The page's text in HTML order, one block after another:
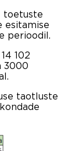
toetuste
esitamise
perioodil.
102
3000
taotluste